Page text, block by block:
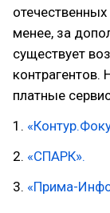
менее, за
существует
платные
1.
2. «СПАРК».
3. «Прима-